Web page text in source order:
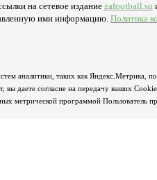
на сетевое издание zafootball.su
ими информацию. Политика
аналитики, таких как Яндекс.Метрика,
вы даете согласие на передачу ваших
метрической программой